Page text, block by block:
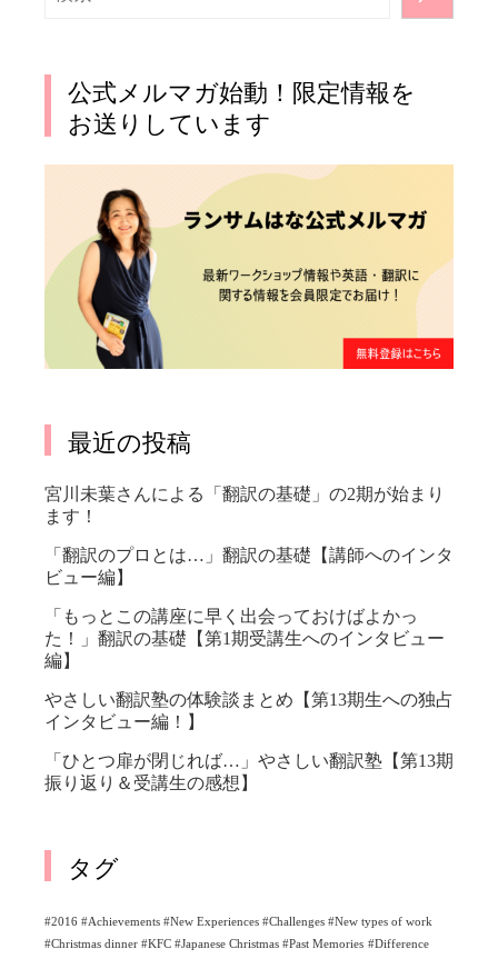
公式メルマガ始動！限定情報を
お送りしています
最近の投稿
宮川未葉さんによる「翻訳の基礎」の2期が始まり
ます！
「翻訳のプロとは…」翻訳の基礎【講師へのインタ
ビュー編】
「もっとこの講座に早く出会っておけばよかっ
た！」翻訳の基礎【第1期受講生へのインタビュー
編】
やさしい翻訳塾の体験談まとめ【第13期生への独占
インタビュー編！】
「ひとつ扉が閉じれば…」やさしい翻訳塾【第13期
振り返り＆受講生の感想】
タグ
#2016 #Achievements #New Experiences #Challenges #New types of work
#Christmas dinner #KFC #Japanese Christmas #Past Memories #Difference